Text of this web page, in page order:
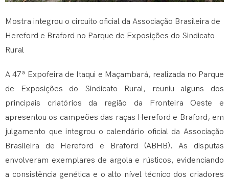
Mostra integrou o circuito oficial da Associação Brasileira de
Hereford e Braford no Parque de Exposições do Sindicato
Rural
A 47ª Expofeira de Itaqui e Maçambará, realizada no Parque
de Exposições do Sindicato Rural, reuniu alguns dos
principais criatórios da região da Fronteira Oeste e
apresentou os campeões das raças Hereford e Braford, em
julgamento que integrou o calendário oficial da Associação
Brasileira de Hereford e Braford (ABHB). As disputas
envolveram exemplares de argola e rústicos, evidenciando
a consistência genética e o alto nível técnico dos criadores